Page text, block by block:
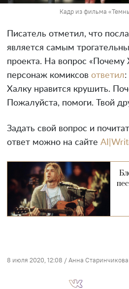
Кадр из фильма
Писатель отметил, что
является самым
проекта. На вопрос «Почему
персонаж комиксов ответил:
Халку нравится крушить.
Пожалуйста, помоги. Твой
Задать свой вопрос и
ответ можно на сайте
8 июля 2020, 12:08 / Анна Старинчикова